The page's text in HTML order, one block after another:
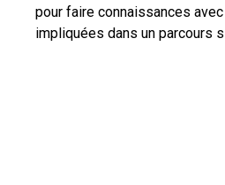
pour faire connaissances
impliquées dans un parcours